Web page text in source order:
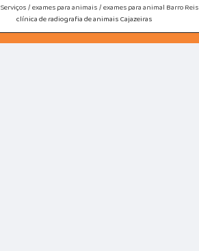
Serviços exames para animais exames para animal Barro Reis
clínica de radiografia de animais Cajazeiras